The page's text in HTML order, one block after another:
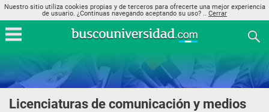
Nuestro sitio utiliza cookies propias y de terceros para ofrecerte una mejor experiencia
de usuario. ¿Continuas navegando aceptando su uso? .. Cerrar
Licenciaturas de comunicación y medios